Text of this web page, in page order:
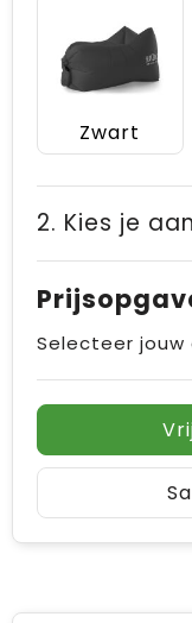
Zwart
2. Kies je
Selecteer